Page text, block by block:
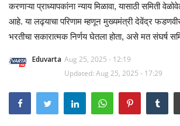
करणाऱ्या प्राध्यापकांना न्याय मिळावा, यासाठी समिती
आहे. या लढ्याचा परिणाम म्हणून मुख्यमंत्री देवेंद्र
भरतीचा सकारात्मक निर्णय घेतला होता, असे मत संघर्ष
Eduvarta Aug 25, 2025 - 12:19
Updated: Aug 25, 2025 - 17:29